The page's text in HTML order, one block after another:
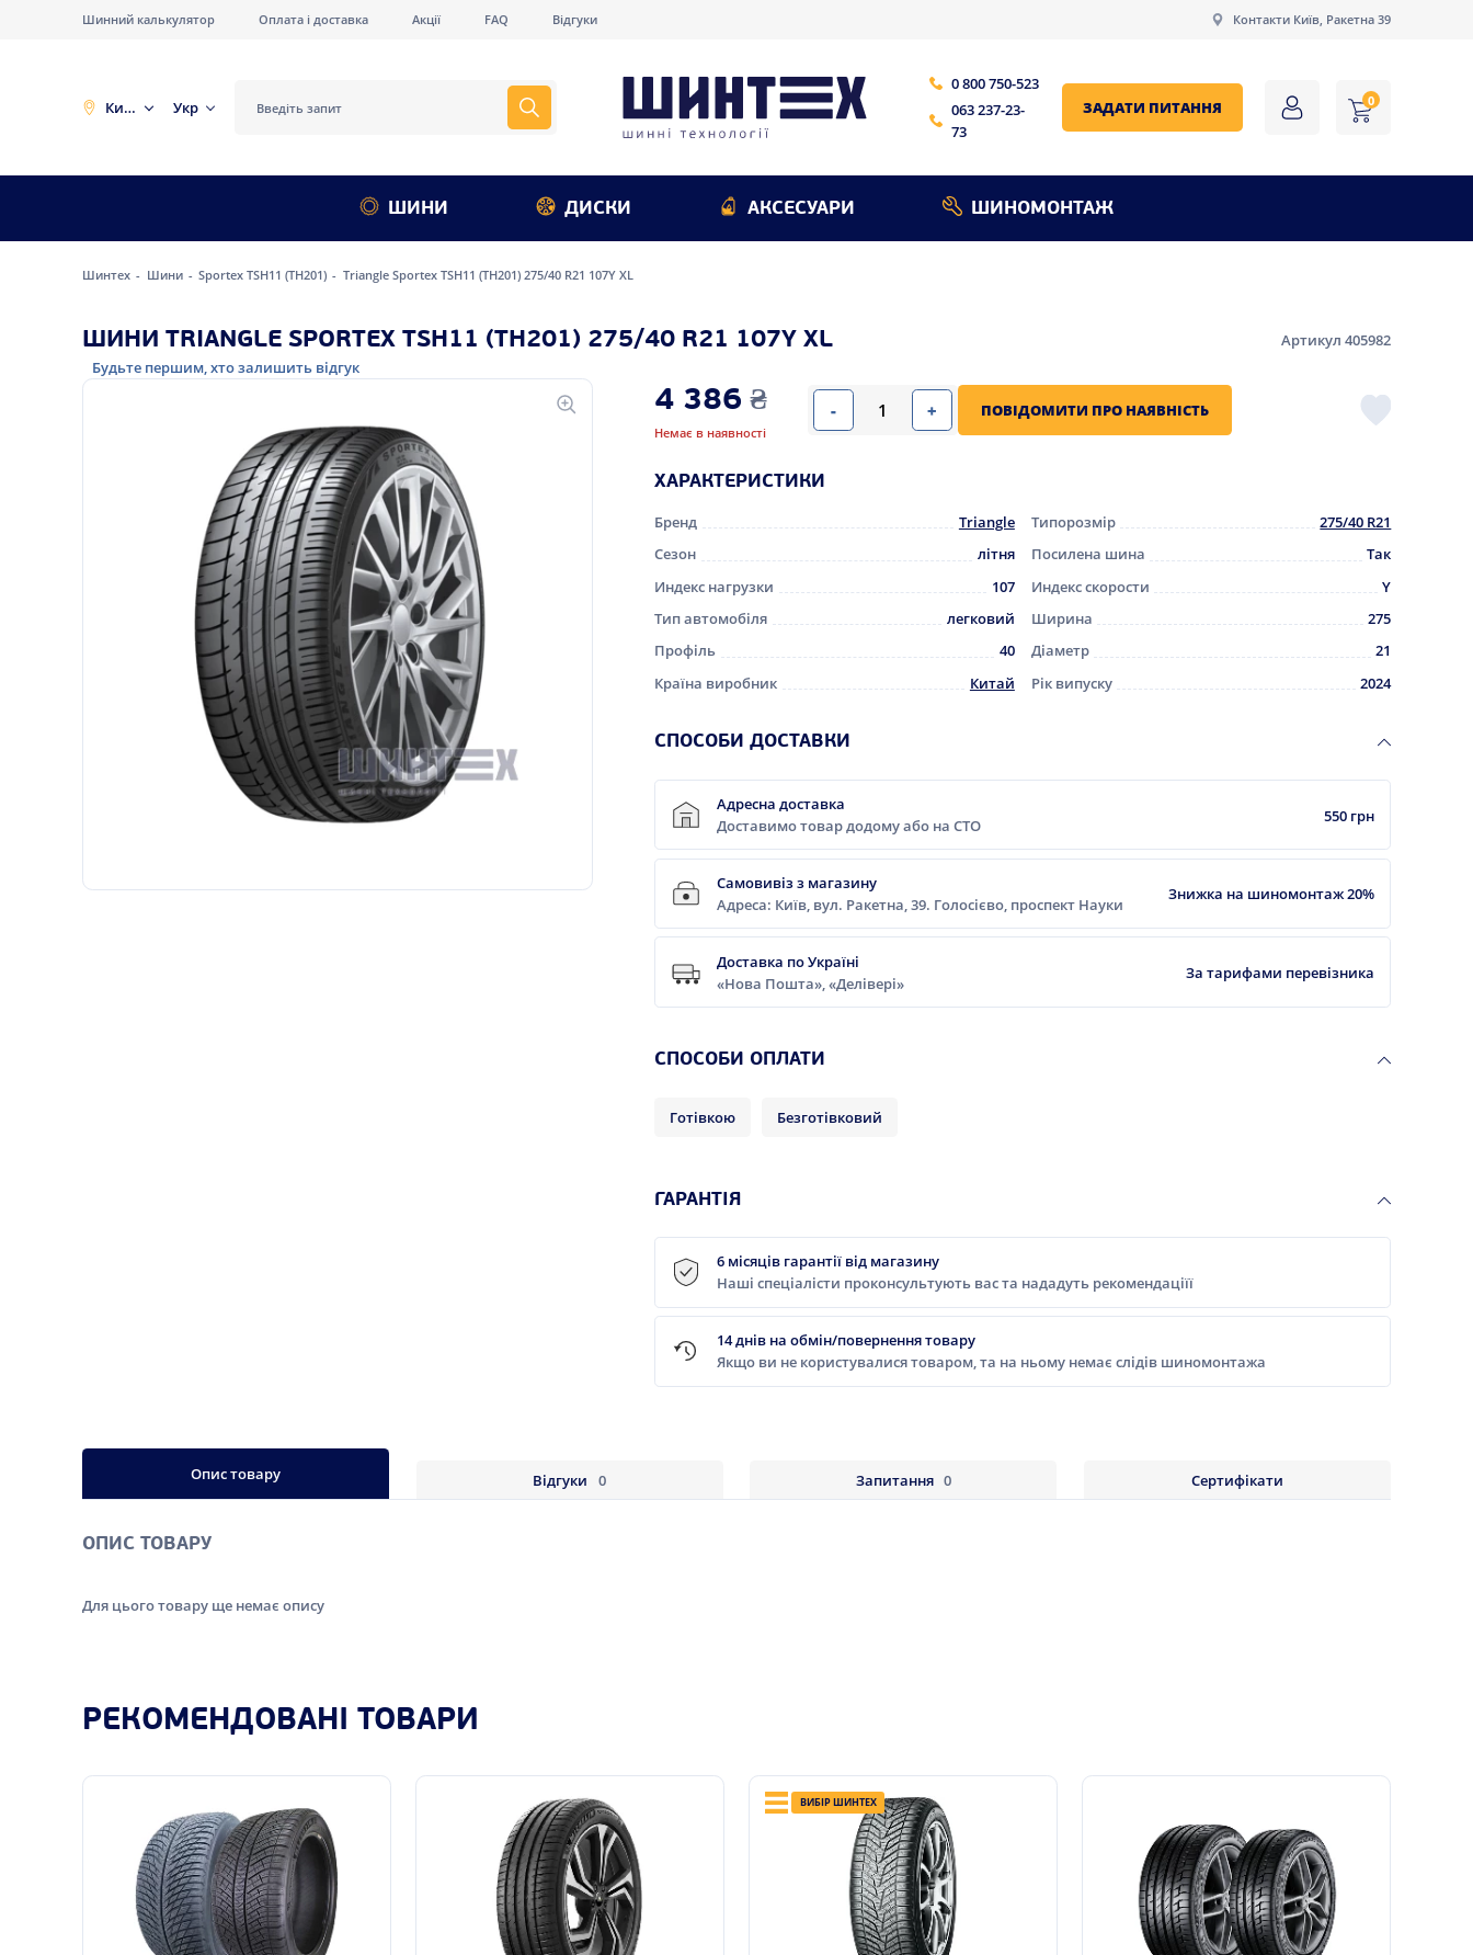
Шинний калькулятор Оплата і доставка Акції FAQ Відгуки Контакти Київ, Ракетна 39
Київ Укр
0 800 750-523
063 237-23-
73
ЗАДАТИ ПИТАННЯ 0
ШИНИ ДИСКИ АКСЕСУАРИ ШИНОМОНТАЖ
Шинтех Шини Sportex TSH11 (TH201) Triangle Sportex TSH11 (TH201) 275/40 R21 107Y XL
ШИНИ TRIANGLE SPORTEX TSH11 (TH201) 275/40 R21 107Y XL
Артикул 405982
Будьте першим, хто залишить відгук
4 386 ₴
Немає в наявності
- + ПОВІДОМИТИ ПРО НАЯВНІСТЬ
ХАРАКТЕРИСТИКИ
Бренд Triangle Типорозмір
275/40 R21
Сезон
літня Посилена шина
Так
Индекс нагрузки
107 Индекс скорости
Y
Тип автомобіля
легковий Ширина
275
Профіль
40 Діаметр
21
Країна виробник
Китай Рік випуску 2024
СПОСОБИ ДОСТАВКИ
Адресна доставка
Доставимо товар додому або на СТО
550 грн
Самовивіз з магазину
Адреса: Київ, вул. Ракетна, 39. Голосієво, проспект Науки
Знижка на шиномонтаж 20%
Доставка по Україні
«Нова Пошта», «Делівері»
За тарифами перевізника
СПОСОБИ ОПЛАТИ
Готівкою Безготівковий
ГАРАНТІЯ
6 місяців гарантії від магазину
Наші спеціалісти проконсультують вас та нададуть рекомендаціїї
14 днів на обмін/повернення товару
Якщо ви не користувалися товаром, та на ньому немає слідів шиномонтажа
Опис товару Відгуки 0 Запитання 0 Сертифікати
ОПИС ТОВАРУ
Для цього товару ще немає опису
РЕКОМЕНДОВАНІ ТОВАРИ
ВИБІР ШИНТЕХ